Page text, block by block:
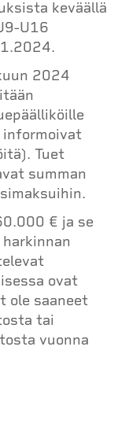
keväällä
U16
2024
informoivat
Tuet
summan
€ ja se
ovat
ole saaneet
tai
vuonna